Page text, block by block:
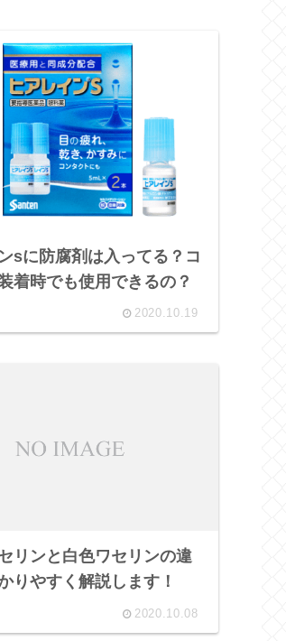
sに防腐剤は入ってる？コ
着時でも使用できるの？
2020.10.19
リンと白色ワセリンの違
りやすく解説します！
2020.10.08